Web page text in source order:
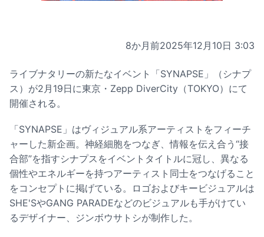
8か月前2025年12月10日 3:03
ライブナタリーの新たなイベント「SYNAPSE」（シナプ
ス）が2月19日に東京・Zepp DiverCity（TOKYO）にて
開催される。
「SYNAPSE」はヴィジュアル系アーティストをフィーチ
ャーした新企画。神経細胞をつなぎ、情報を伝え合う“接
合部”を指すシナプスをイベントタイトルに冠し、異なる
個性やエネルギーを持つアーティスト同士をつなげること
をコンセプトに掲げている。ロゴおよびキービジュアルは
SHE'SやGANG PARADEなどのビジュアルも手がけてい
るデザイナー、ジンボウサトシが制作した。